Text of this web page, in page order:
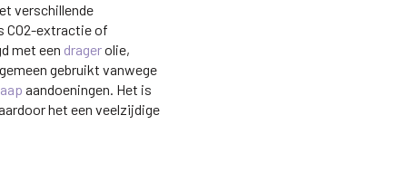
verschillende
CO2-extractie of
met een dragerolie,
gebruikt vanwege
aandoeningen. Het is
het een veelzijdige